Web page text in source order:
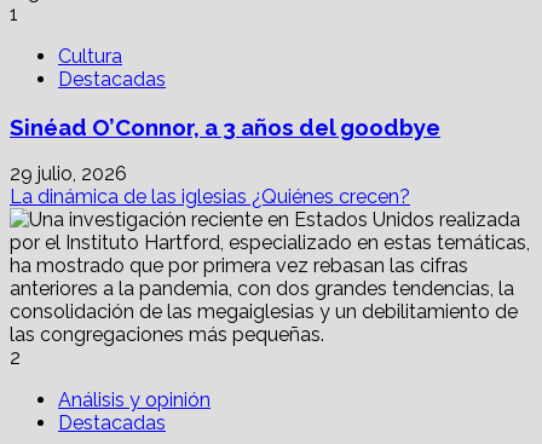
1
Cultura
Destacadas
Sinéad O’Connor, a 3 años del goodbye
29 julio, 2026
La dinámica de las iglesias ¿Quiénes crecen?
2
Análisis y opinión
Destacadas